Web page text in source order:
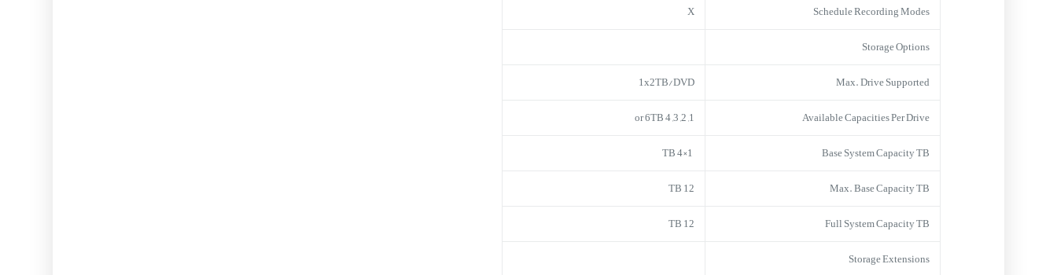
Schedule Recording Modes
X
Storage Options
Max. Drive Supported
1x2TB/DVD
Available Capacities Per Drive
1, 2, 3, 4 or 6TB
Base System Capacity TB
Max. Base Capacity TB
12 TB
Full System Capacity TB
12 TB
Storage Extensions